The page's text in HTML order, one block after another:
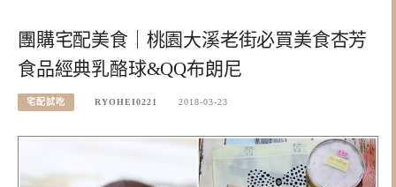
團購宅配美食｜桃園大溪老街必買美食杏芳
食品經典乳酪球&QQ布朗尼
宅配試吃 RYOHEI0221 2018-03-23